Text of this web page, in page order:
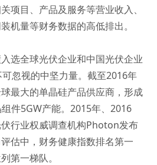
项目、产品及服务等营业收入、
机量等财务数据的高低排出。
选全球光伏企业和中国光伏企业
忽视的中坚力量。截至2016年
最大的单晶硅产品供应商，形成
件5GW产能。2015年、2016
行业权威调查机构Photon发布
估中，财务健康指数排名第一
第一梯队。